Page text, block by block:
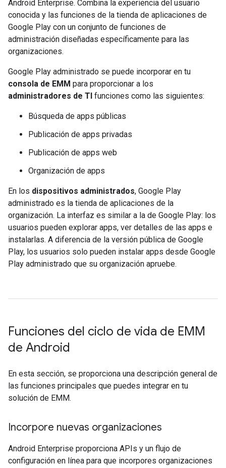
Android Enterprise. Combina la experiencia del usuario
conocida y las funciones de la tienda de aplicaciones de
Google Play con un conjunto de funciones de
administración diseñadas específicamente para las
organizaciones.
Google Play administrado se puede incorporar en tu
consola de EMM para proporcionar a los
administradores de TI funciones como las siguientes:
Búsqueda de apps públicas
Publicación de apps privadas
Publicación de apps web
Organización de apps
En los dispositivos administrados, Google Play
administrado es la tienda de aplicaciones de la
organización. La interfaz es similar a la de Google Play: los
usuarios pueden explorar apps, ver detalles de las apps e
instalarlas. A diferencia de la versión pública de Google
Play, los usuarios solo pueden instalar apps desde Google
Play administrado que su organización apruebe.
Funciones del ciclo de vida de EMM
de Android
En esta sección, se proporciona una descripción general de
las funciones principales que puedes integrar en tu
solución de EMM.
Incorpore nuevas organizaciones
Android Enterprise proporciona APIs y un flujo de
configuración en línea para que incorpores organizaciones